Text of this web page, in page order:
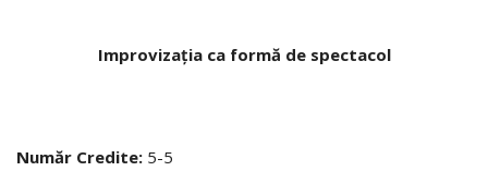
Improvizaţia ca formă de spectacol
Număr Credite: 5-5